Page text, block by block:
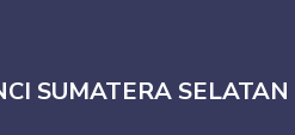
SUMATERA SELATAN